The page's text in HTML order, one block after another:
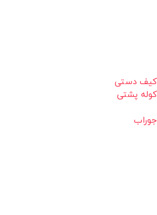
کیف دستی
کوله پشتی
جوراب